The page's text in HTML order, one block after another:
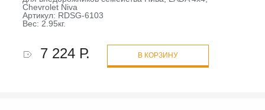
Chevrolet Niva
Артикул: RDSG-6103
Вес: 2.95кг.
7 224 Р. В КОРЗИНУ